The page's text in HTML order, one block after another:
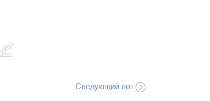
Следующий лот